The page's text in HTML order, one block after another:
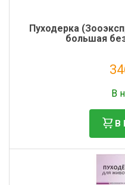
Пуходерка
большая
В
В